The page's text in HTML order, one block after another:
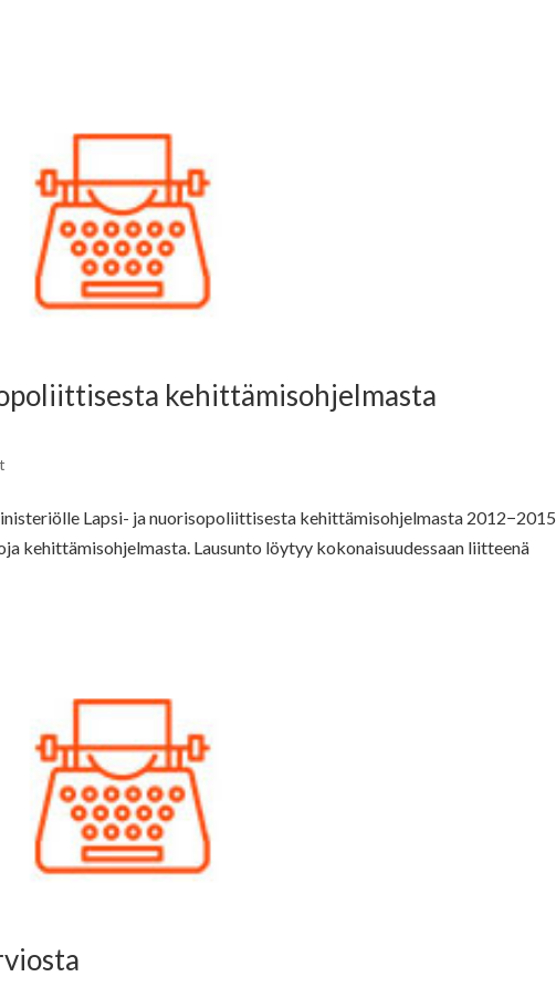
kehittämisohjelmasta
Lapsi- ja nuorisopoliittisesta kehittämisohjelmasta 2012−2015.
kehittämisohjelmasta. Lausunto löytyy kokonaisuudessaan liitteenä